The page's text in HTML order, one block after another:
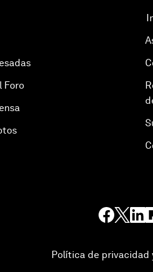
Foro
Política de privacidad